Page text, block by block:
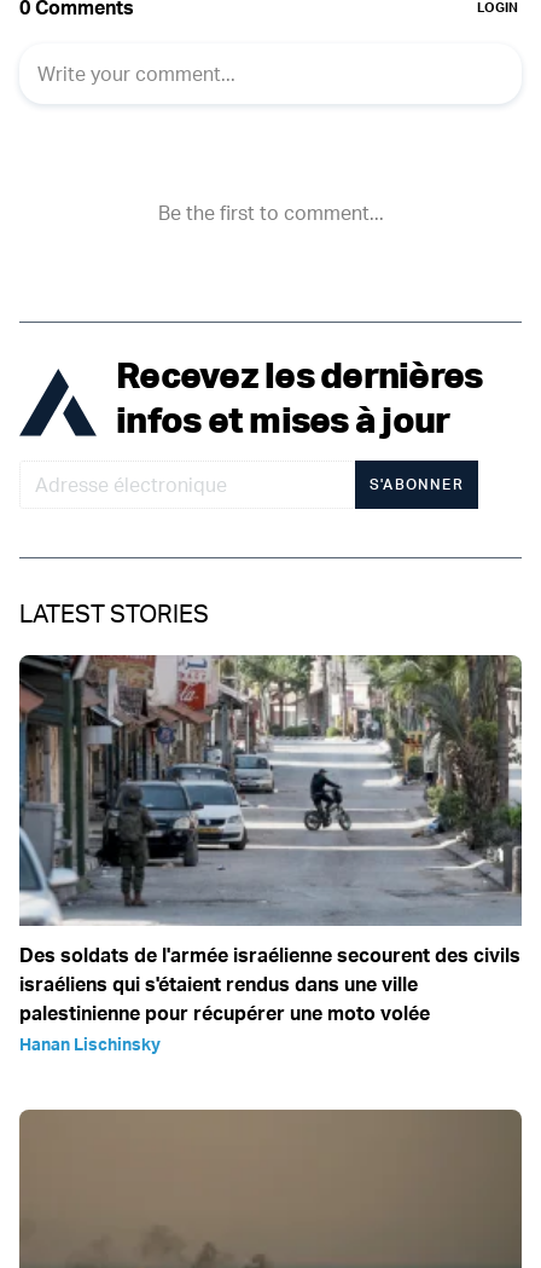
Recevez les dernières
infos et mises à jour
S'ABONNER
LATEST STORIES
Des soldats de l'armée israélienne secourent des civils
israéliens qui s'étaient rendus dans une ville
palestinienne pour récupérer une moto volée
Hanan Lischinsky